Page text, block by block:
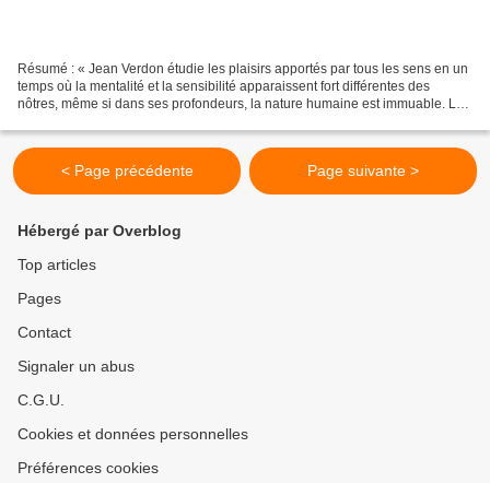
Résumé : « Jean Verdon étudie les plaisirs apportés par tous les sens en un
temps où la mentalité et la sensibilité apparaissent fort différentes des
nôtres, même si dans ses profondeurs, la nature humaine est immuable. La
< Page précédente Page suivante >
Hébergé par Overblog
Top articles
Pages
Contact
Signaler un abus
C.G.U.
Cookies et données personnelles
Préférences cookies